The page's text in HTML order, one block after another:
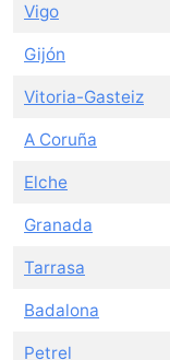
Vigo
Gijón
Vitoria-Gasteiz
A Coruña
Elche
Granada
Tarrasa
Badalona
Petrel